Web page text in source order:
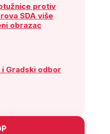
protiv
SDA više
obrazac
Gradski odbor